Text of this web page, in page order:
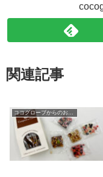
関連記事
ココグローブからのお知らせ